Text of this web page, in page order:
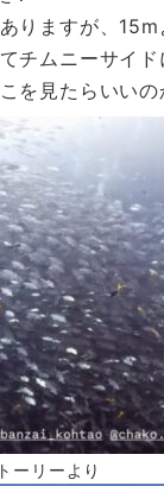
りますが、15m
チムニーサイド
を見たらいいの
ーリーより